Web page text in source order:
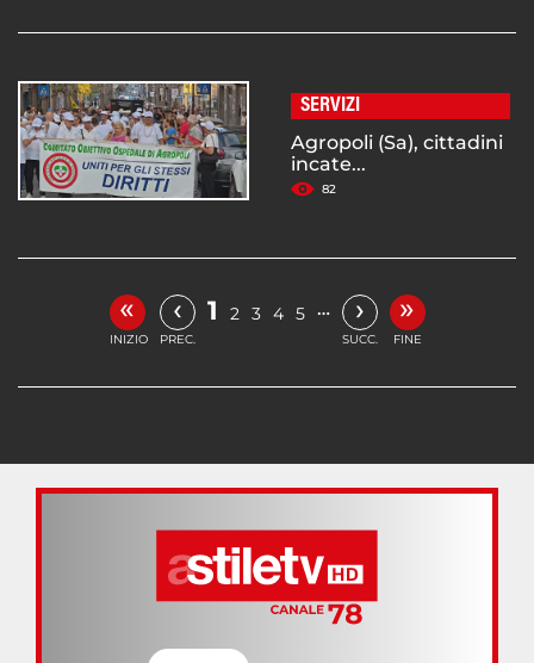
SERVIZI
Agropoli (Sa), cittadini
incate...
82
«
INIZIO
‹
PREC.
1 2 3 4 5 … ›
SUCC.
»
FINE